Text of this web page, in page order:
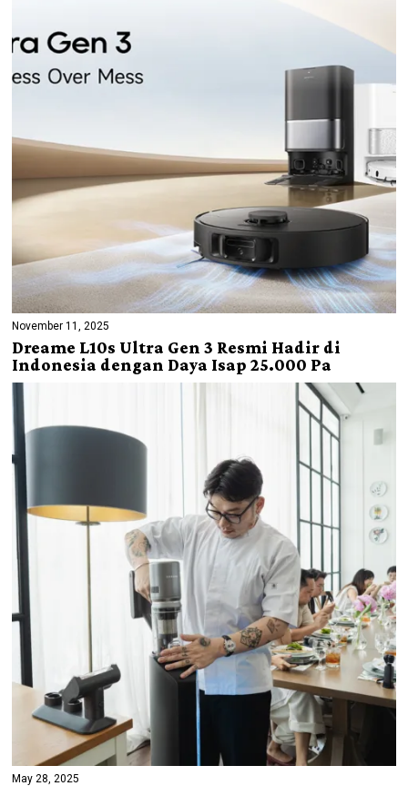
November 11, 2025
Dreame L10s Ultra Gen 3 Resmi Hadir di
Indonesia dengan Daya Isap 25.000 Pa
May 28, 2025